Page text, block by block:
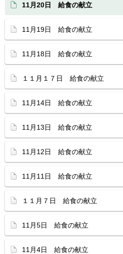
11月20日 給食の献立
11月19日 給食の献立
11月18日 給食の献立
１１月１７日 給食の献立
11月14日 給食の献立
11月13日 給食の献立
11月12日 給食の献立
11月11日 給食の献立
１１月７日 給食の献立
11月5日 給食の献立
11月4日 給食の献立